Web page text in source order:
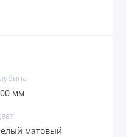
мм
матовый